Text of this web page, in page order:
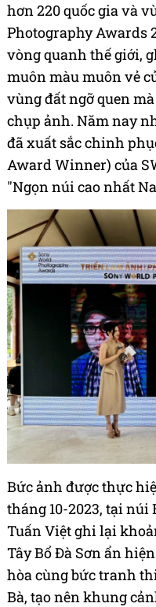
hơn 220 quốc gia và
Photography Awards
vòng quanh thế giới,
muôn màu muôn vẻ
vùng đất ngỡ quen
chụp ảnh. Năm nay
đã xuất sắc chinh
Award Winner) của
"Ngọn núi cao nhất
Bức ảnh được thực
tháng 10-2023, tại núi
Tuấn Việt ghi lại
Tây Bổ Đà Sơn ẩn
hòa cùng bức tranh
Bà, tạo nên khung